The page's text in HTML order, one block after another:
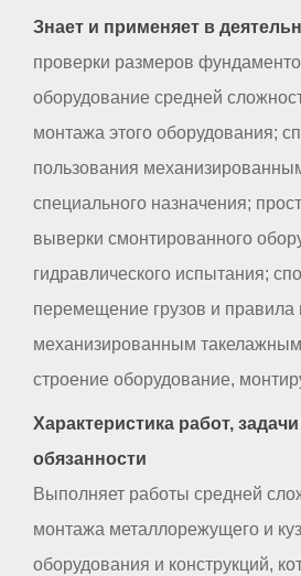
Знает и применяет в
проверки размеров
оборудование средней
монтажа этого оборудования;
пользования
специального назначения;
выверки смонтированного
гидравлического испытания;
перемещение грузов и правила
механизированным
строение оборудование,
Характеристика работ,
обязанности
Выполняет работы средней
монтажа металлорежущего и
оборудования и конструкций,